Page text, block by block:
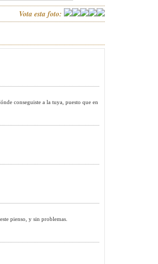
Vota esta foto:
conseguiste a la tuya, puesto que en
pienso, y sin problemas.